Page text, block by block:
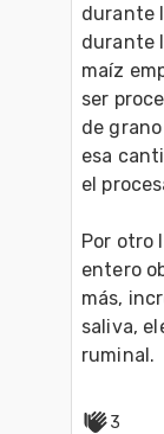
durante
durante
maíz
ser
de
esa
el
Por otro
entero
más,
saliva,
ruminal.
3